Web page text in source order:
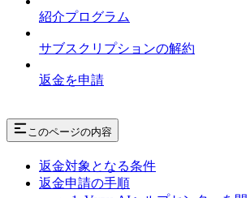
紹介プログラム
サブスクリプションの解約
返金を申請
このページの内容
返金対象となる条件
返金申請の手順